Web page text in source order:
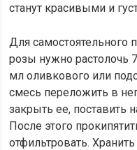
станут красивыми и
Для самостоятельного
розы нужно растолочь
мл оливкового или
смесь переложить в
закрыть ее, поставить
После этого
отфильтровать.